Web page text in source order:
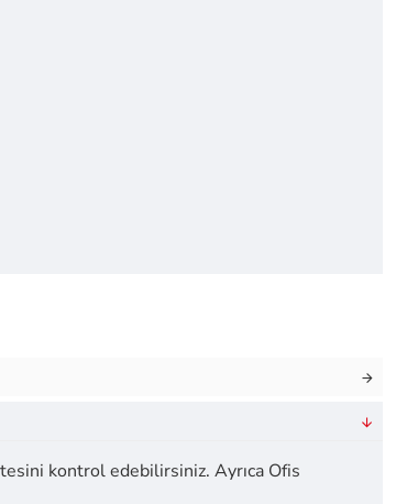
kontrol edebilirsiniz. Ayrıca Ofis